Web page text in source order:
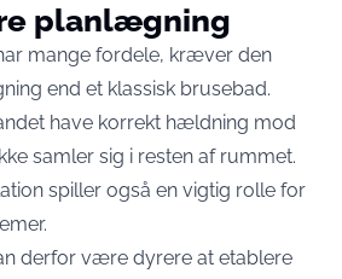
planlægning
mange fordele, kræver den
end et klassisk brusebad.
have korrekt hældning mod
samler sig i resten af rummet.
spiller også en vigtig rolle for
derfor være dyrere at etablere